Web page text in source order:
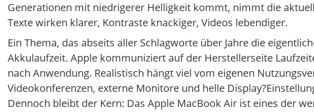
Generationen mit niedrigerer Helligkeit kommt, nimmt die
Texte wirken klarer, Kontraste knackiger, Videos lebendiger.
Ein Thema, das abseits aller Schlagworte über Jahre die
Akkulaufzeit. Apple kommuniziert auf der Herstellerseite
nach Anwendung. Realistisch hängt viel vom eigenen
Videokonferenzen, externe Monitore und helle
Dennoch bleibt der Kern: Das Apple MacBook Air ist eines der